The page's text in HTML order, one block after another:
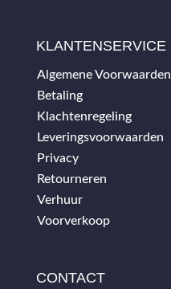
KLANTENSERVICE
Algemene Voorwaarden
Betaling
Klachtenregeling
Leveringsvoorwaarden
Privacy
Retourneren
Verhuur
Voorverkoop
CONTACT